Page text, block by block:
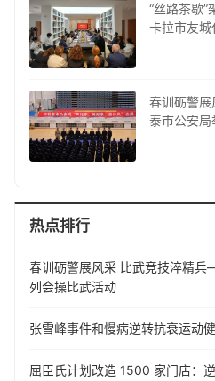
“丝路茶歇
卡拉市友
春训砺警
泰市公安
热点排行
春训砺警展风采 比武竞技淬精
列会操比武活动
张雪峰事件和慢病逆转抗衰运动
屈臣氏计划改造 1500 家门店：